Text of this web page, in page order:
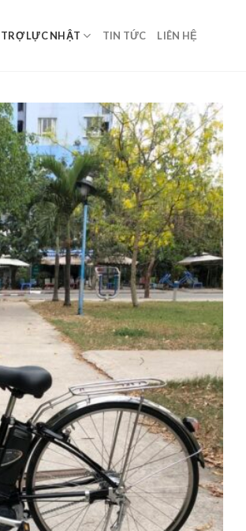
LỰC NHẬT TIN TỨC LIÊN HỆ